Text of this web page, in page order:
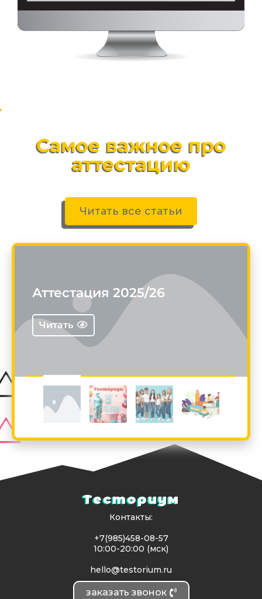
Самое важное про
аттестацию
Читать все статьи
Аттестация 2025/26
Читать
Тесториум
Контакты:
+7(985)458-08-57
10:00-20:00 (мск)
hello@testorium.ru
заказать звонок